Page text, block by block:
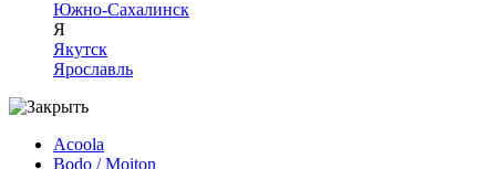
Южно-Сахалинск
Я
Якутск
Ярославль
Acoola
Bodo / Moiton